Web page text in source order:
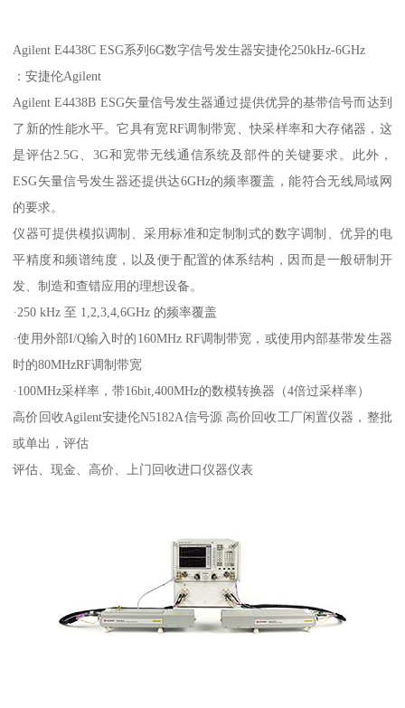
Agilent E4438C ESG系列6G数字信号发生器安捷伦250kHz-6GHz
：安捷伦Agilent
Agilent E4438B ESG矢量信号发生器通过提供优异的基带信号而达到
了新的性能水平。它具有宽RF调制带宽、快采样率和大存储器，这
是评估2.5G、3G和宽带无线通信系统及部件的关键要求。此外，
ESG矢量信号发生器还提供达6GHz的频率覆盖，能符合无线局域网
的要求。
仪器可提供模拟调制、采用标准和定制制式的数字调制、优异的电
平精度和频谱纯度，以及便于配置的体系结构，因而是一般研制开
发、制造和查错应用的理想设备。
·250 kHz 至 1,2,3,4,6GHz 的频率覆盖
·使用外部I/Q输入时的160MHz RF调制带宽，或使用内部基带发生器
时的80MHzRF调制带宽
·100MHz采样率，带16bit,400MHz的数模转换器（4倍过采样率）
高价回收Agilent安捷伦N5182A信号源 高价回收工厂闲置仪器，整批
或单出，评估
评估、现金、高价、上门回收进口仪器仪表